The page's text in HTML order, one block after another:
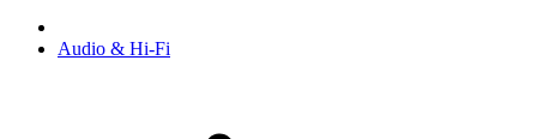
Audio & Hi-Fi